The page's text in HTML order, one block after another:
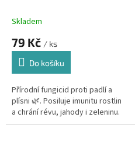
Skladem
79 Kč / ks
Do košíku
Přírodní fungicid proti padlí a
plísni 🌿. Posiluje imunitu rostlin
a chrání révu, jahody i zeleninu.